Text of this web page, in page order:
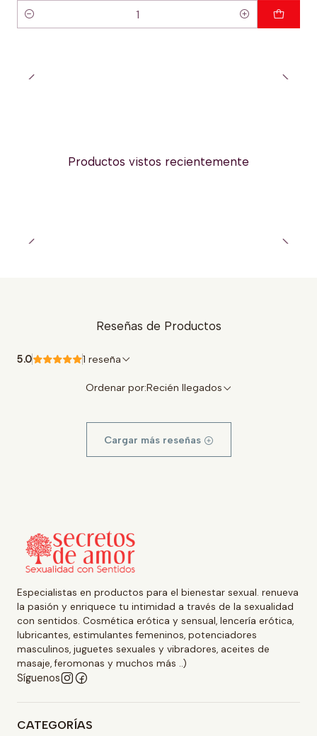
Cantidad
Productos vistos recientemente
Reseñas de Productos
5.0 1 reseña
Ordenar por:Recién llegados
Cargar más reseñas
Especialistas en productos para el bienestar sexual. renueva
la pasión y enriquece tu intimidad a través de la sexualidad
con sentidos. Cosmética erótica y sensual, lencería erótica,
lubricantes, estimulantes femeninos, potenciadores
masculinos, juguetes sexuales y vibradores, aceites de
masaje, feromonas y muchos más ..)
Síguenos
CATEGORÍAS